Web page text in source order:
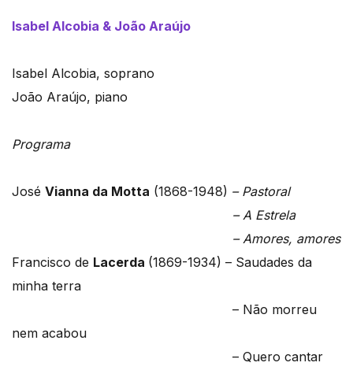
Isabel Alcobia & João Araújo
Isabel Alcobia, soprano
João Araújo, piano
Programa
José Vianna da Motta (1868-1948) – Pastoral
– A Estrela
– Amores, amores
Francisco de Lacerda (1869-1934) – Saudades da
minha terra
– Não morreu
nem acabou
– Quero cantar